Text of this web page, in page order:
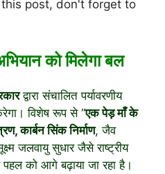
post, don't forget to
को मिलेगा बल
द्वारा संचालित पर्यावरणीय
विशेष रूप से “एक पेड़ माँ के
कार्बन सिंक निर्माण, जैव
जलवायु सुधार जैसे राष्ट्रीय
को आगे बढ़ाया जा रहा है।